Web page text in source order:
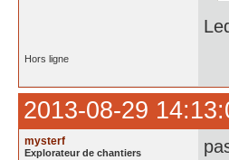
Hors ligne
2013-08-29
mysterf
Explorateur de chantiers